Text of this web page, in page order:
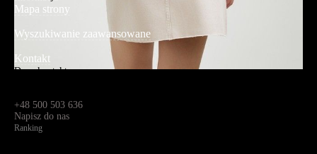
Mapa strony
Wyszukiwanie zaawansowane
Kontakt
Dane kontaktowe
+48 500 503 636
Napisz do nas
Ranking